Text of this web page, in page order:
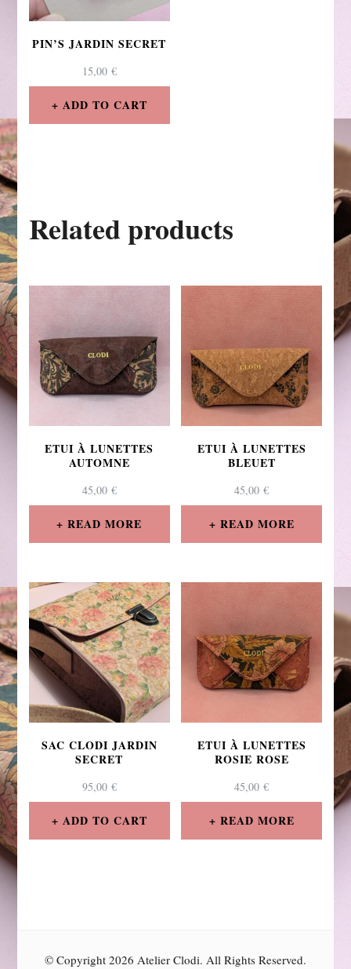
PIN’S JARDIN SECRET
15,00 €
ADD TO CART
Related products
ETUI À LUNETTES
AUTOMNE
45,00 €
READ MORE
ETUI À LUNETTES
BLEUET
45,00€
READ MORE
SAC CLODI JARDIN
SECRET
95,00 €
ADD TO CART
ETUI À LUNETTES
ROSIE ROSE
45,00€
READ MORE
© Copyright 2026 Atelier Clodi. All Rights Reserved.